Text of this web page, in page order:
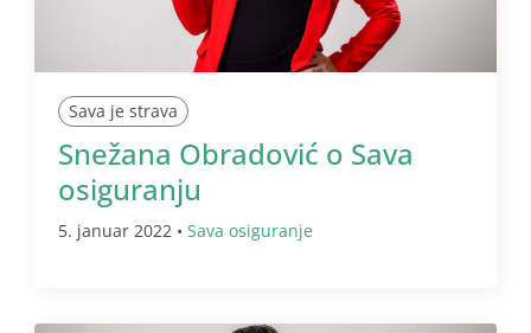
Sava je strava
Snežana Obradović o Sava
osiguranju
5. januar 2022 • Sava osiguranje